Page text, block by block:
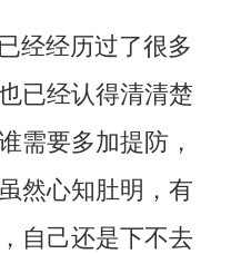
经经历过了很多
已经认得清清楚
需要多加提防，
然心知肚明，有
自己还是下不去